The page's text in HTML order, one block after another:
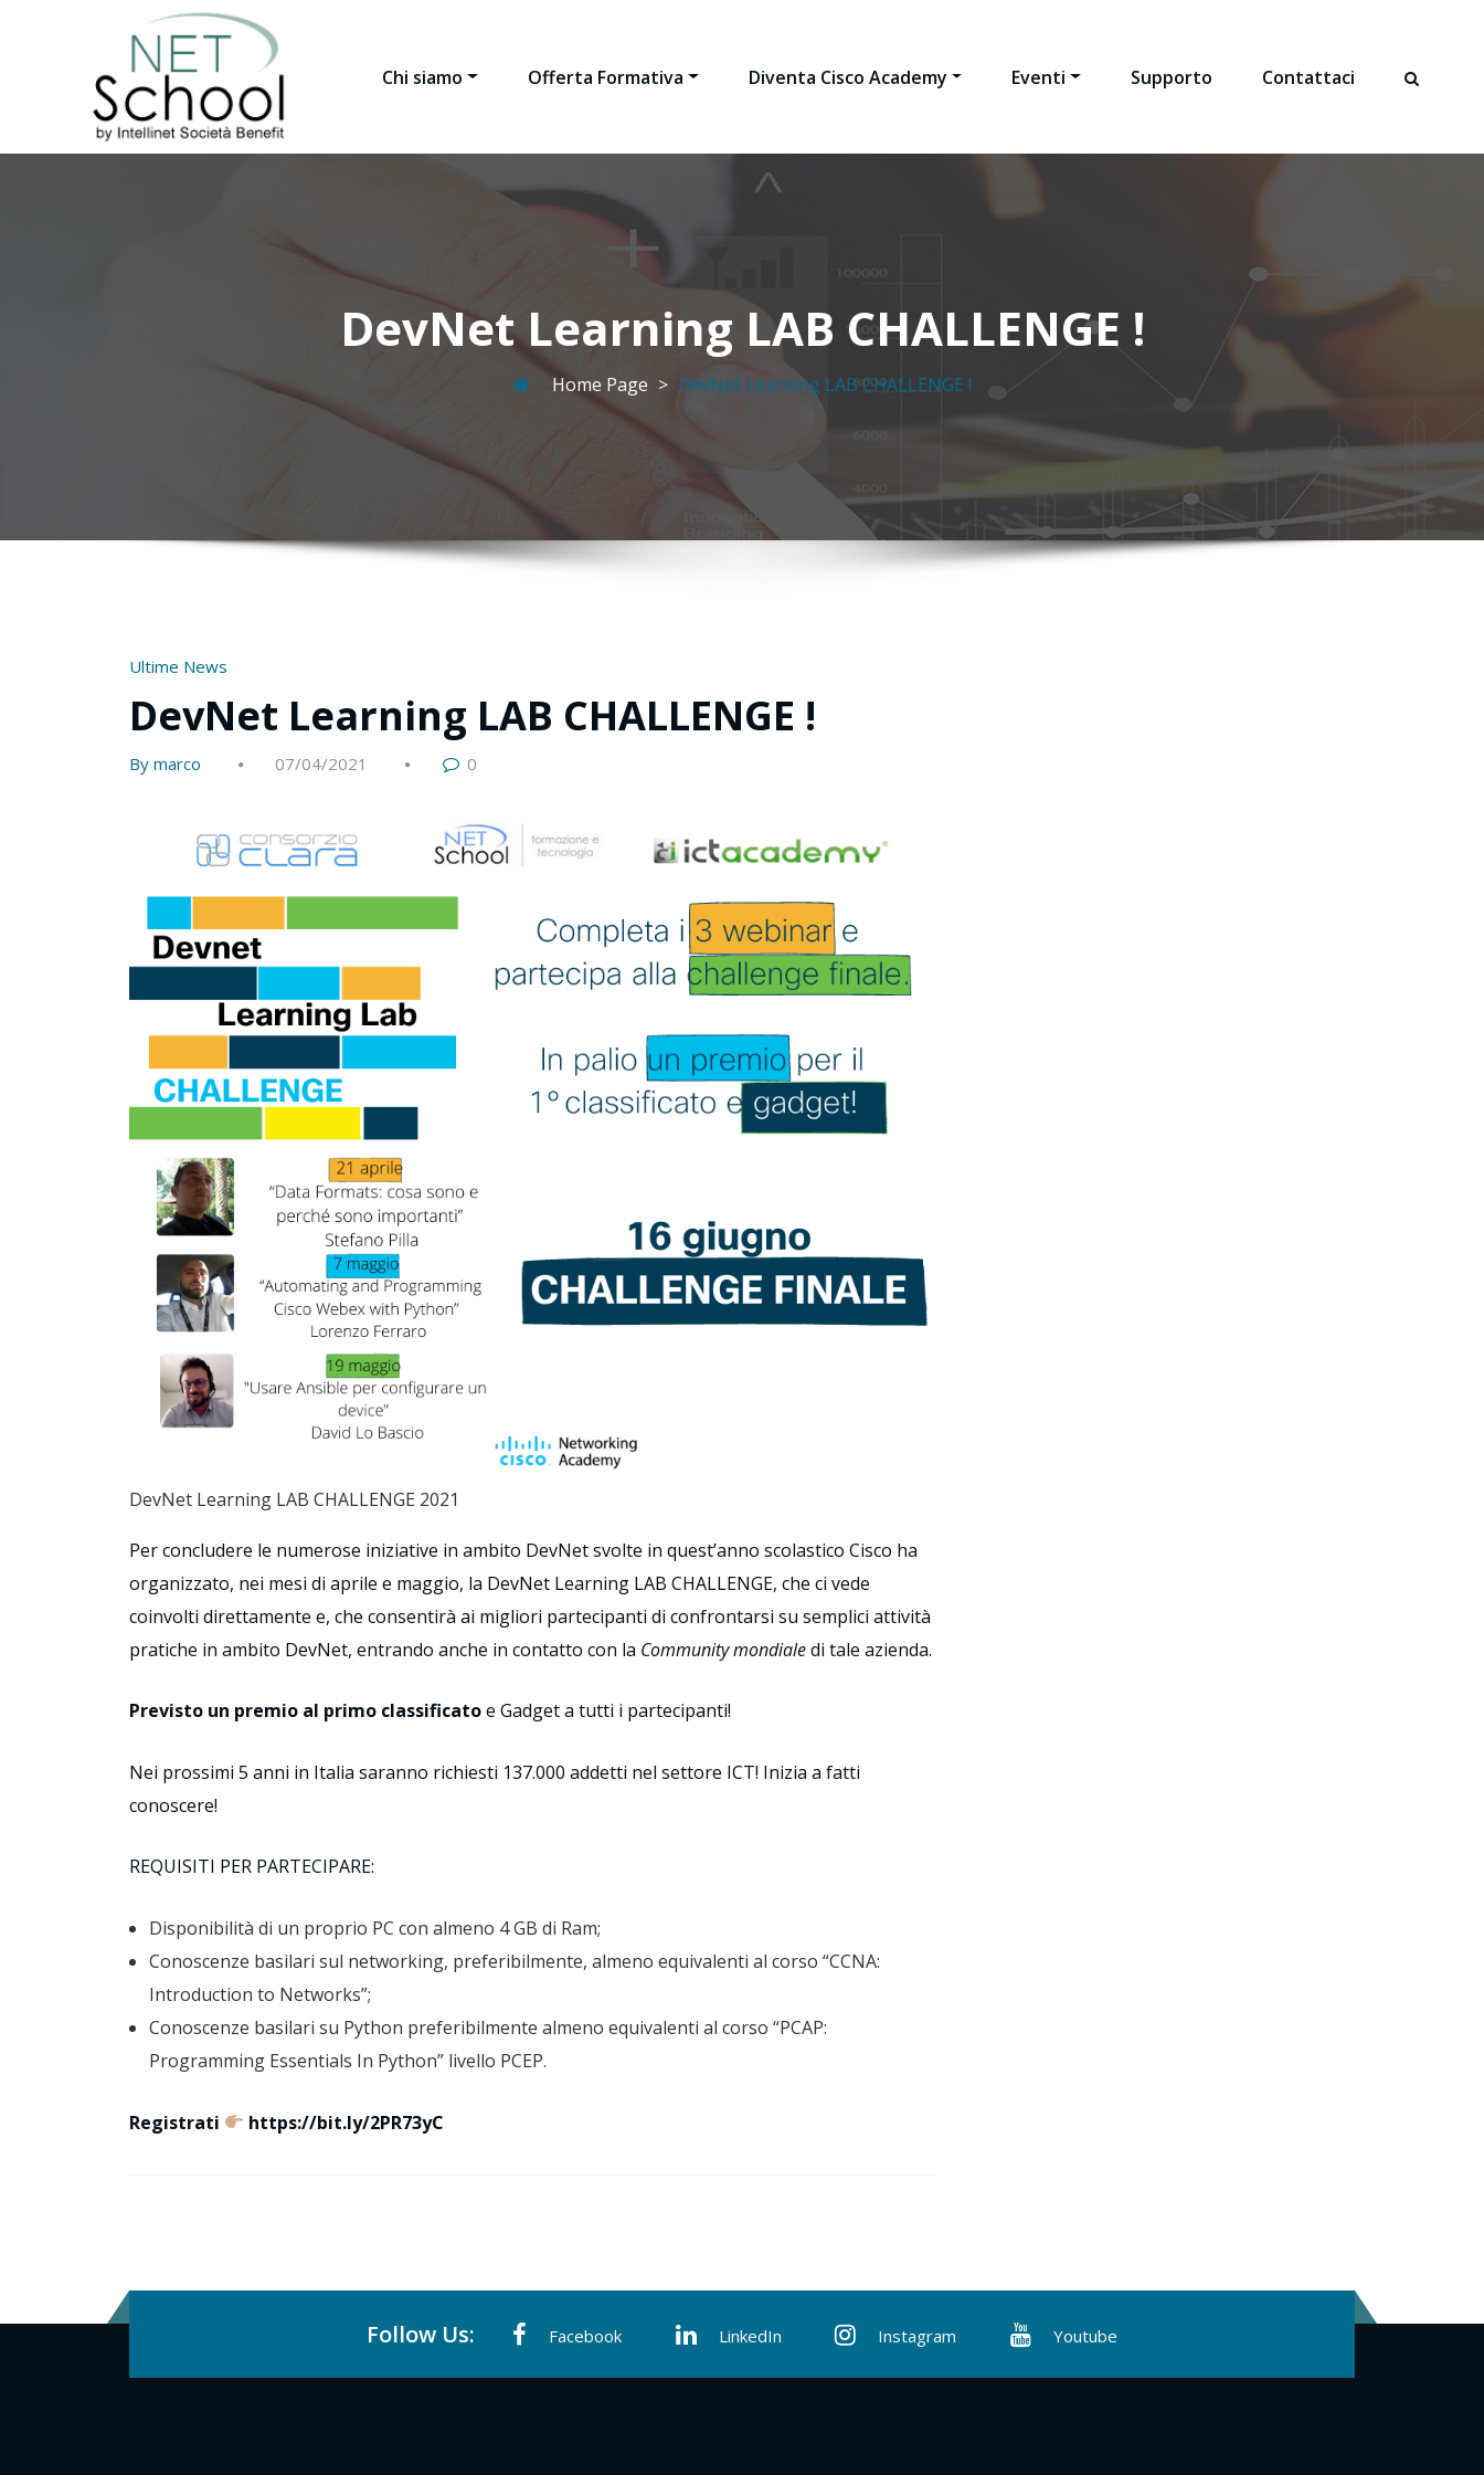
Chi siamo Offerta Formativa Diventa Cisco Academy Eventi Supporto Contattaci
DevNet Learning LAB CHALLENGE !
Home Page > DevNet Learning LAB CHALLENGE !
Ultime News
DevNet Learning LAB CHALLENGE !
By marco 07/04/2021 0
DevNet Learning LAB CHALLENGE 2021
Per concludere le numerose iniziative in ambito DevNet svolte in quest’anno scolastico Cisco ha
organizzato, nei mesi di aprile e maggio, la DevNet Learning LAB CHALLENGE, che ci vede
coinvolti direttamente e, che consentirà ai migliori partecipanti di confrontarsi su semplici attività
pratiche in ambito DevNet, entrando anche in contatto con la Community mondialedi tale azienda.
Previsto un premio al primo classificatoe Gadget a tutti i partecipanti!
Nei prossimi 5 anni in Italia saranno richiesti 137.000 addetti nel settore ICT! Inizia a fatti
conoscere!
REQUISITI PER PARTECIPARE:
Disponibilità di un proprio PC con almeno 4 GB di Ram;
Conoscenze basilari sul networking, preferibilmente, almeno equivalenti al corso “CCNA:
Introduction to Networks”;
Conoscenze basilari su Python preferibilmente almeno equivalenti al corso “PCAP:
Programming Essentials In Python” livello PCEP.
Registrati https://bit.ly/2PR73yC
Follow Us: Facebook LinkedIn Instagram Youtube